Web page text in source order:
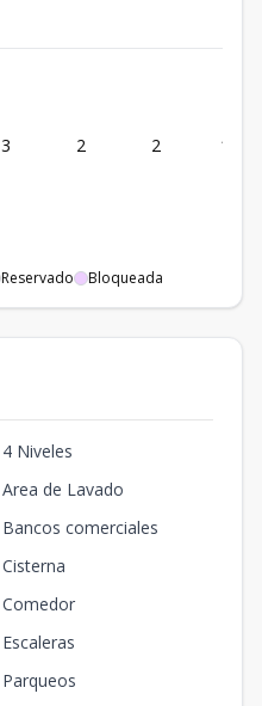
3 2 2 170
Reservado Bloqueada
4 Niveles
Area de Lavado
Bancos comerciales
Cisterna
Comedor
Escaleras
Parqueos